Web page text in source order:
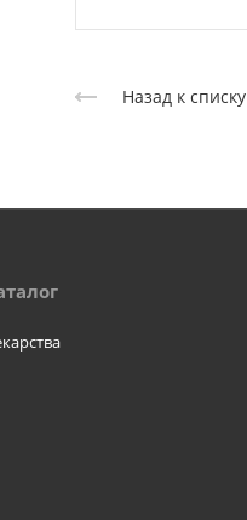
Назад к списку